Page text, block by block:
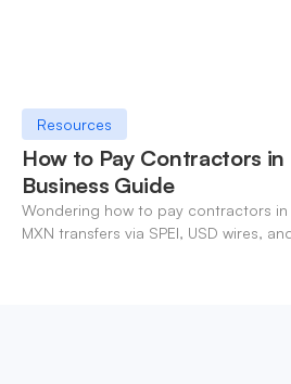
Resources
How to Pay Contractors in
Business Guide
Wondering how to pay contractors in
MXN transfers via SPEI, USD wires,